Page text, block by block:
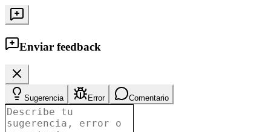
Enviar feedback
Sugerencia Error Comentario